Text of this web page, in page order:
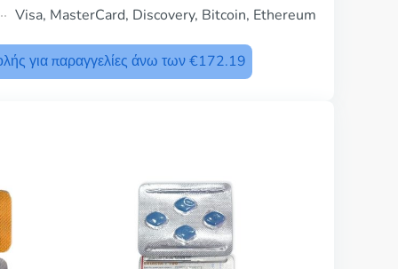
Visa, MasterCard, Discovery, Bitcoin, Ethereum
για παραγγελίες άνω των €172.19